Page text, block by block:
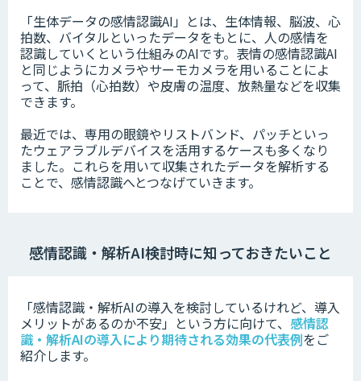
「生体データの感情認識AI」とは、生体情報、脳波、心
拍数、バイタルといったデータをもとに、人の感情を
認識していくという仕組みのAIです。表情の感情認識AI
と同じようにカメラやサーモカメラを用いることによ
って、脈拍（心拍数）や皮膚の温度、放熱量などを収集
できます。
最近では、専用の眼鏡やリストバンド、パッチといっ
たウェアラブルデバイスを活用するケースも多くなり
ました。これらを用いて収集されたデータを解析する
ことで、感情認識へとつなげていきます。
感情認識・解析AI検討時に知っておきたいこと
「感情認識・解析AIの導入を検討しているけれど、導入
メリットがあるのか不安」という方に向けて、 感情認
識・解析AIの導入により期待される効果の代表例をご
紹介します。